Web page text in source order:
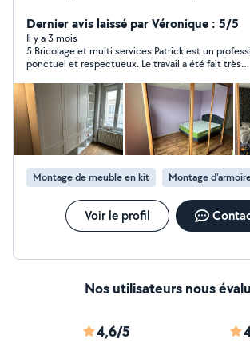
communique aucun tarif sans échange ni
exacte du besoin. Je me déplace sur le
MERCI DE RÉPONDRE AUX
SONT FAITES RAPPEL : Les demandes en privé par un
client se trouvant hors de notre
géographique ne peuvent pas avoir une
Dernier avis laissé par Véronique : 5/5
Il y a 3 mois
5 Bricolage et multi services Patrick est un professionnel
ponctuel et respectueux. Le travail a été fait très
problème.
Montage de meuble en kit Montage
Voir le profil
Nos utilisateurs nous
4,6/5